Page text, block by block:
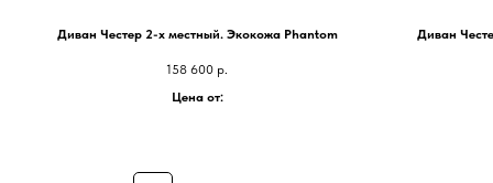
Диван Честер 2-х местный. Экокожа Phantom
158 600 р.
Цена от:
Диван